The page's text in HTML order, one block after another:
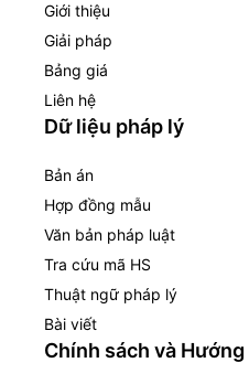
Giới thiệu
Giải pháp
Bảng giá
Liên hệ
Dữ liệu pháp lý
Bản án
Hợp đồng mẫu
Văn bản pháp luật
Tra cứu mã HS
Thuật ngữ pháp lý
Bài viết
Chính sách và Hướng